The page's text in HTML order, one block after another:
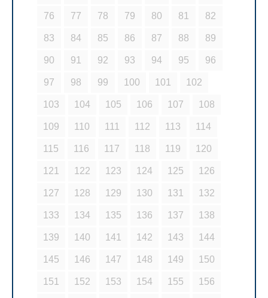
76 77 78 79 80 81 82
83 84 85 86 87 88 89
90 91 92 93 94 95 96
97 98 99 100 101 102
103 104 105 106 107 108
109 110 111 112 113 114
115 116 117 118 119 120
121 122 123 124 125 126
127 128 129 130 131 132
133 134 135 136 137 138
139 140 141 142 143 144
145 146 147 148 149 150
151 152 153 154 155 156